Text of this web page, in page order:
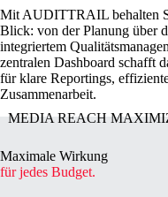
Mit AUDITTRAIL behalten
Blick: von der Planung über
integriertem
zentralen Dashboard schafft
für klare Reportings,
Zusammenarbeit.
MEDIA REACH
Maximale Wirkung
für jedes Budget.